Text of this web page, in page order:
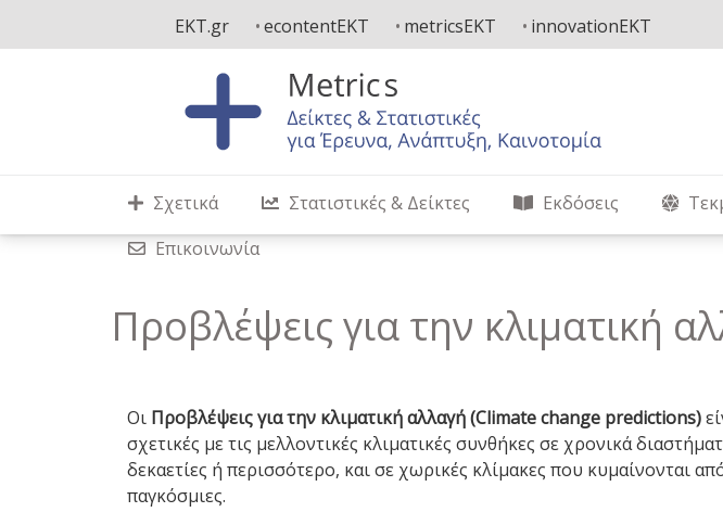
EKT.gr econtentEKT metricsEKT innovationEKT
Σχετικά Στατιστικές & Δείκτες Εκδόσεις
Επικοινωνία
Προβλέψεις για την κλιματική
Οι Προβλέψεις για την κλιματική αλλαγή (Climate change predictions)
σχετικές με τις μελλοντικές κλιματικές συνθήκες σε χρονικά
δεκαετίες ή περισσότερο, και σε χωρικές κλίμακες που κυμαίνονται
παγκόσμιες.